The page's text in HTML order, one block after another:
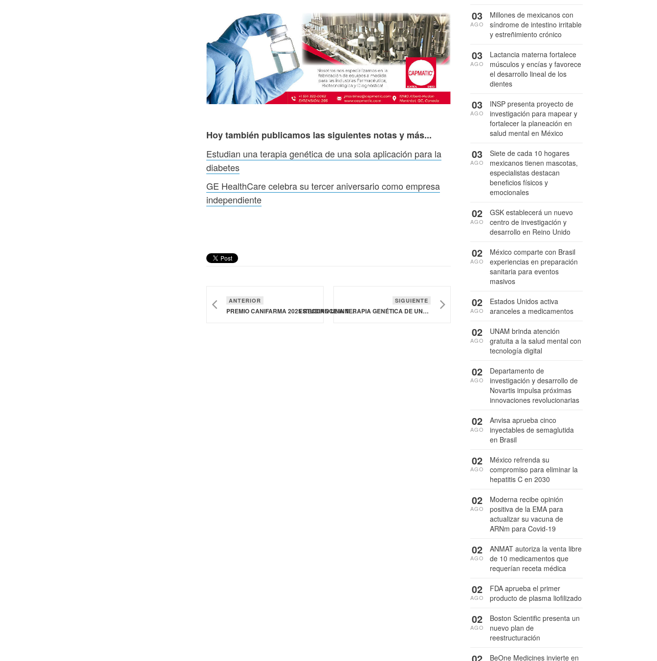
Hoy también publicamos las siguientes notas y más...
Estudian una terapia genética de una sola aplicación para la
diabetes
GE HealthCare celebra su tercer aniversario como empresa
independiente
ANTERIOR
PREMIO CANIFARMA 2025 RECONOCE INNOVACIÓN CIENTÍFICA CON IMPACTO EN SALUD PÚBLICA
SIGUIENTE
ESTUDIAN UNA TERAPIA GENÉTICA DE UNA SOLA APLICACIÓN PARA LA DIABETES
Millones de mexicanos con
síndrome de intestino irritable
y estreñimiento crónico
03
AGO
Lactancia materna fortalece
músculos y encías y favorece
el desarrollo lineal de los
dientes
03
AGO
INSP presenta proyecto de
investigación para mapear y
fortalecer la planeación en
salud mental en México
03
AGO
Siete de cada 10 hogares
mexicanos tienen mascotas,
especialistas destacan
beneficios físicos y
emocionales
03
AGO
GSK establecerá un nuevo
centro de investigación y
desarrollo en Reino Unido
02
AGO
México comparte con Brasil
experiencias en preparación
sanitaria para eventos
masivos
02
AGO
Estados Unidos activa
aranceles a medicamentos
02
AGO
UNAM brinda atención
gratuita a la salud mental con
tecnología digital
02
AGO
Departamento de
investigación y desarrollo de
Novartis impulsa próximas
innovaciones revolucionarias
02
AGO
Anvisa aprueba cinco
inyectables de semaglutida
en Brasil
02
AGO
México refrenda su
compromiso para eliminar la
hepatitis C en 2030
02
AGO
Moderna recibe opinión
positiva de la EMA para
actualizar su vacuna de
ARNm para Covid-19
02
AGO
ANMAT autoriza la venta libre
de 10 medicamentos que
requerían receta médica
02
AGO
FDA aprueba el primer
producto de plasma liofilizado
02
AGO
Boston Scientific presenta un
nuevo plan de
reestructuración
02
AGO
BeOne Medicines invierte en